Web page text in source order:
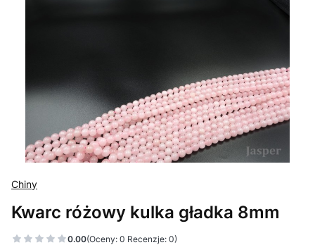
Chiny
Kwarc różowy kulka gładka 8mm
0.00(Oceny: 0 Recenzje: 0)